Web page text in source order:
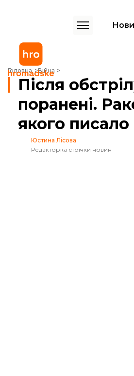
Головна Війна
Після обстрілу рф у кількох областях є
Після
поранені.
якого
Юстина Лісова
Редакторка стрічки новин